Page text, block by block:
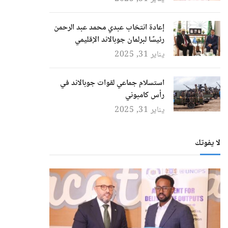
إعادة انتخاب عبدي محمد عبد الرحمن
رئيسًا لبرلمان جوبالاند الإقليمي
يناير 31, 2025
استسلام جماعي لقوات جوبالاند في
رأس كامبوني
يناير 31, 2025
لا يفوتك